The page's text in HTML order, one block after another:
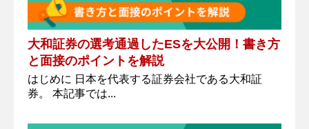
大和証券の選考通過したESを大公開！書き方
と面接のポイントを解説
はじめに 日本を代表する証券会社である大和証
券。 本記事では...